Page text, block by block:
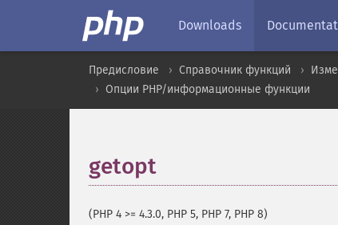
Downloads
Предисловие Справочник функций
Опции PHP/информационные функции
getopt
(PHP 4 >= 4.3.0, PHP 5, PHP 7, PHP 8)